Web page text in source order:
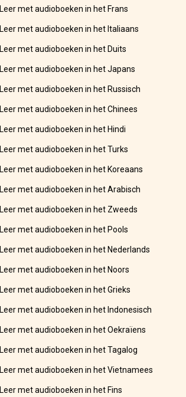
Leer met audioboeken in het Frans
Leer met audioboeken in het Italiaans
Leer met audioboeken in het Duits
Leer met audioboeken in het Japans
Leer met audioboeken in het Russisch
Leer met audioboeken in het Chinees
Leer met audioboeken in het Hindi
Leer met audioboeken in het Turks
Leer met audioboeken in het Koreaans
Leer met audioboeken in het Arabisch
Leer met audioboeken in het Zweeds
Leer met audioboeken in het Pools
Leer met audioboeken in het Nederlands
Leer met audioboeken in het Noors
Leer met audioboeken in het Grieks
Leer met audioboeken in het Indonesisch
Leer met audioboeken in het Oekraïens
Leer met audioboeken in het Tagalog
Leer met audioboeken in het Vietnamees
Leer met audioboeken in het Fins